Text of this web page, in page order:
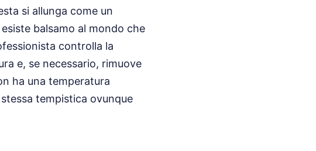
si allunga come un
balsamo al mondo che
controlla la
e, se necessario, rimuove
ha una temperatura
tempistica ovunque